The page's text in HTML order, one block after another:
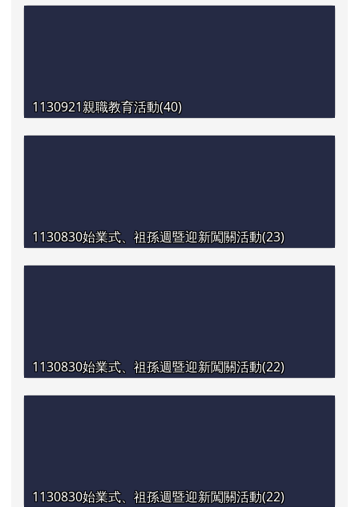
1130921親職教育活動(40)
1130830始業式、祖孫週暨迎新闖關活動(23)
1130830始業式、祖孫週暨迎新闖關活動(22)
1130830始業式、祖孫週暨迎新闖關活動(22)